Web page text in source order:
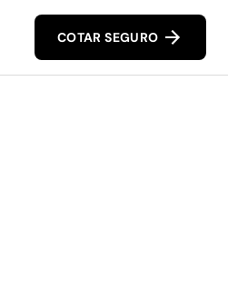
COTAR SEGURO